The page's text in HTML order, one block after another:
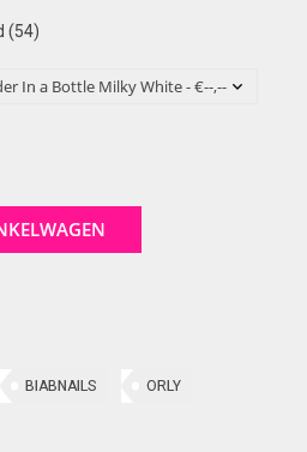
(54)
BIABNAILS ORLY